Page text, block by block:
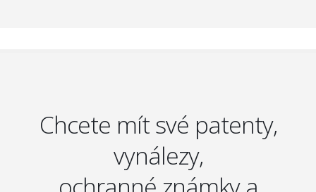
Chcete mít své patenty,
vynálezy,